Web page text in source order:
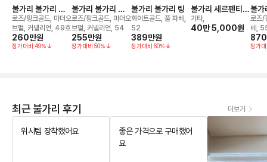
불가리 불가리 플
립 링
로즈/핑크골드, 마더오
브펄, 커넬리언, 49호
260만원
정가대비 49%
불가리 불가리 플
립 링
로즈/핑크골드, 마더오
브펄, 커넬리언, 54
255만원
정가대비 50%
불가리 불가리 링
화이트골드, 풀 파베,
52
389만원
정가대비 60%
불가리 세르펜티
포에버 브레이슬릿
기타,
40만 5,000원
불가
네크
로즈/
베,
870
정가
최근 불가리 후기 더보기
위시템 장착했어요
좋은 가격으로 구매했어
요